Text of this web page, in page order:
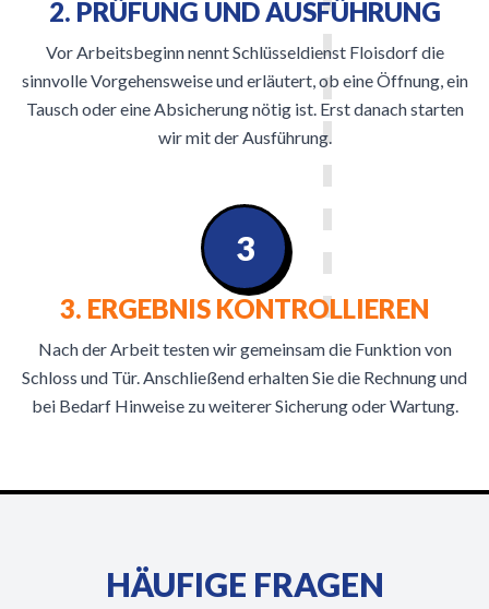
2. PRÜFUNG UND AUSFÜHRUNG
Vor Arbeitsbeginn nennt Schlüsseldienst Floisdorf die
sinnvolle Vorgehensweise und erläutert, ob eine Öffnung, ein
Tausch oder eine Absicherung nötig ist. Erst danach starten
wir mit der Ausführung.
3. ERGEBNIS KONTROLLIEREN
Nach der Arbeit testen wir gemeinsam die Funktion von
Schloss und Tür. Anschließend erhalten Sie die Rechnung und
bei Bedarf Hinweise zu weiterer Sicherung oder Wartung.
3
HÄUFIGE FRAGEN